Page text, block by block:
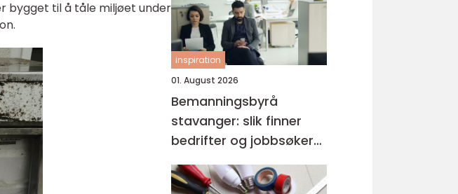
bygget til å tåle miljøet under
inspiration
01. August 2026
Bemanningsbyrå
stavanger: slik finner
bedrifter og jobbsøkere
riktig match